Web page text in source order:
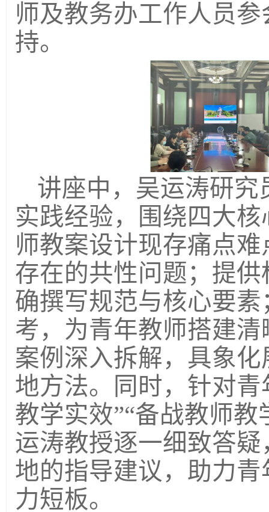
师及教务办工作人员
持。
讲座中，吴运涛研
实践经验，围绕四大
师教案设计现存痛点
存在的共性问题；提
确撰写规范与核心要
考，为青年教师搭建
案例深入拆解，具象
地方法。同时，针对
教学实效”“备战教师教
运涛教授逐一细致答
地的指导建议，助力
力短板。